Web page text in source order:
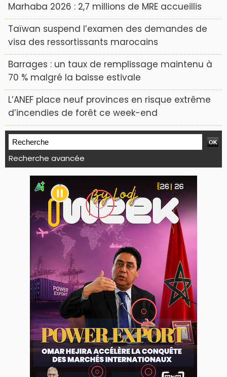
Marhaba 2026 : 2,7 millions de MRE accueillis
Taïwan suspend l’examen des demandes de
visa des ressortissants marocains
Barrages : un taux de remplissage maintenu à
70 % malgré la baisse estivale
L’ANEF place neuf provinces en risque extrême
d’incendies de forêt ce week-end
Recherche avancée